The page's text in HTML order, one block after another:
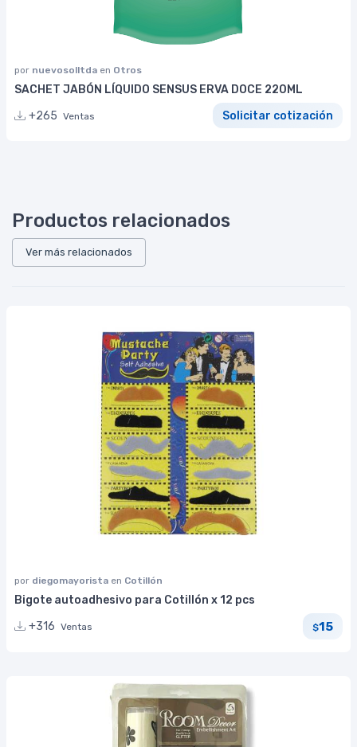
por nuevosolltda en Otros
SACHET JABÓN LÍQUIDO SENSUS ERVA DOCE 220ML
+265 Ventas Solicitar cotización
Productos relacionados
Ver más relacionados
por diegomayorista en Cotillón
Bigote autoadhesivo para Cotillón x 12 pcs
+316 Ventas $15